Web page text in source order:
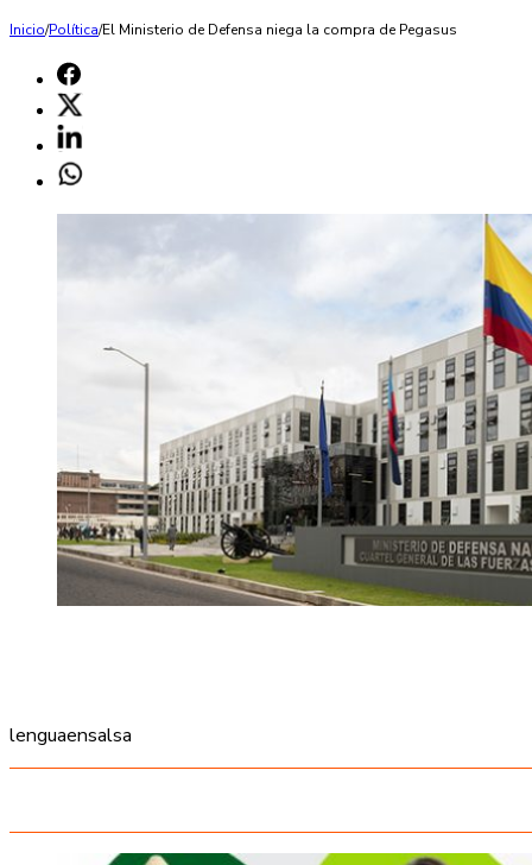
Inicio/Política/El Ministerio de Defensa niega la compra de Pegasus
lenguaensalsa